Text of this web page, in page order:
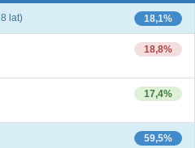
18,1%
lat)
18,8%
17,4%
59,5%